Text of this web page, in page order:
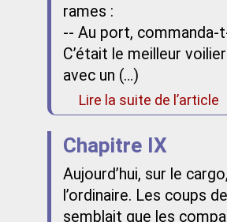
rames :
-- Au port, commanda-
C’était le meilleur
avec un (…)
Lire la suite de l’article
Chapitre IX
Aujourd’hui, sur le
l’ordinaire. Les coups
semblait que les